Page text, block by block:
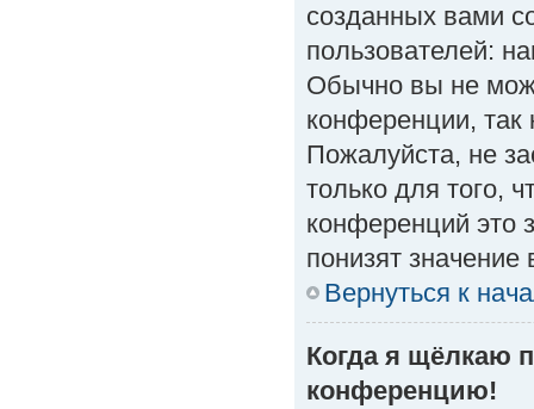
созданных вами
пользователей:
Обычно вы не
конференции, так
Пожалуйста, не
только для того,
конференций это
понизят
Вернуться к
Когда я щёлкаю
конференцию!